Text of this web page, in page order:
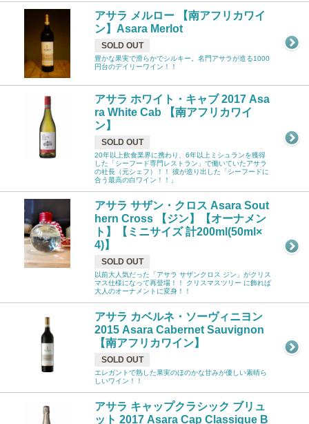
アサラ メルロー 【南アフリカワイ
ン】Asara Merlot
SOLD OUT
豊かな果実で滑らかでシルキー。名門アサラが造る1000
円台のデイリーワイン！！
アサラ ホワイト・キャブ 2017 Asa
ra White Cab 【南アフリカワイ
ン】
SOLD OUT
20年以上飲食業界に携わり、6年以上ミシュランを獲得
した「シーフード専門レストラン」で働いていたアサラ
の社長（元シェフ）！！ 彼が造り出した「シーフードに
合う最高の白ワイン！！」
アサラ サザン・クロス Asara Sout
hern Cross 【ジン】【オーナメン
ト】【ミニサイズ 計200ml(50ml×
4)】
SOLD OUT
以前大人気だった「アサラ サザンクロス ジン」がクリス
マス仕様になって再登場！！ クリスマスツリー に飾れば
大人のオーナメントに変身！！
アサラ カベルネ・ソーヴィニヨン
2015 Asara Cabernet Sauvignon
【南アフリカワイン】
SOLD OUT
エレガントで熟した果実のほのかな甘みが優しい素晴ら
しいワイン！！
アサラ キャップクラシック ブリュ
ット 2017 Asara Cap Classique B